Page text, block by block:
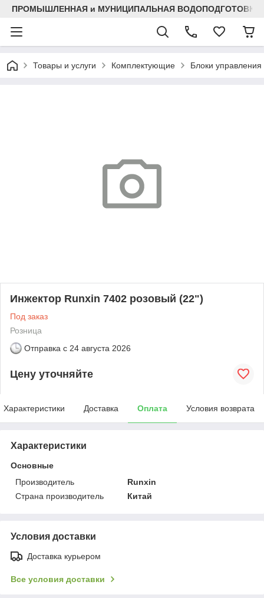
ПРОМЫШЛЕННАЯ и МУНИЦИПАЛЬНАЯ ВОДОПОДГОТОВКА
Товары и услуги Комплектующие Блоки управления
Инжектор Runxin 7402 розовый (22")
Под заказ
Розница
Отправка с 24 августа 2026
Цену уточняйте
Характеристики Доставка Оплата Условия возврата
Характеристики
Основные
Производитель
Runxin
Страна производитель
Китай
Условия доставки
Доставка курьером
Все условия доставки